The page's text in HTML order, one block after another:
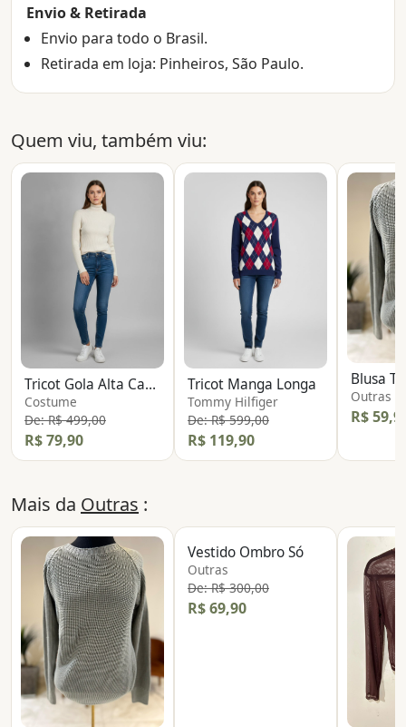
Envio & Retirada
Envio para todo o Brasil.
Retirada em loja: Pinheiros, São Paulo.
Quem viu, também viu:
Tricot Gola Alta Canelado
Costume
De: R$ 499,00
R$ 79,90
Tricot Manga Longa
Tommy Hilfiger
De: R$ 599,00
R$ 119,90
Blusa
Outras
R$
Mais da Outras :
Vestido Ombro Só
Outras
De: R$ 300,00
R$ 69,90